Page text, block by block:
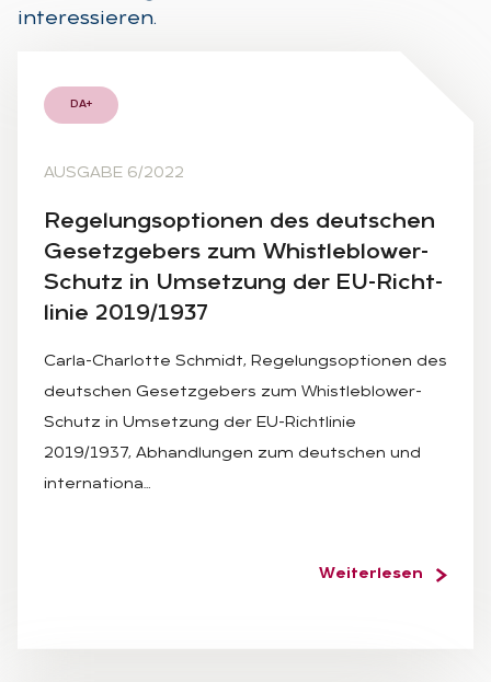
interessieren.
DA+
AUSGABE 6/2022
Re­ge­lungs­op­tio­nen des deut­schen
Ge­setz­ge­bers zum Whist­leb­lo­wer-
Schutz in Um­set­zung der EU-Richt­
li­nie 2019/1937
Carla-Charlotte Schmidt, Regelungsoptionen des
deutschen Gesetzgebers zum Whistleblower-
Schutz in Umsetzung der EU-Richtlinie
2019/1937, Abhandlungen zum deutschen und
internationa…
Weiterlesen